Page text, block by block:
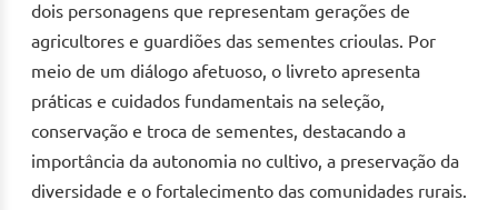
dois personagens que representam gerações de
agricultores e guardiões das sementes crioulas. Por
meio de um diálogo afetuoso, o livreto apresenta
práticas e cuidados fundamentais na seleção,
conservação e troca de sementes, destacando a
importância da autonomia no cultivo, a preservação da
diversidade e o fortalecimento das comunidades rurais.